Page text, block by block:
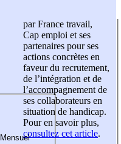
par France travail,
Cap emploi et ses
partenaires pour ses
actions concrètes en
faveur du recrutement,
de l’intégration et de
l’accompagnement de
ses collaborateurs en
situation de handicap.
Pour en savoir plus,
consultez cet article.